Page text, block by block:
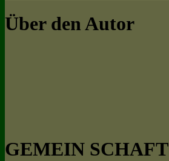
Über den Autor
GEMEIN SCHAFT